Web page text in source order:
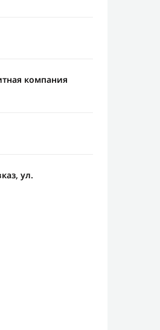
компания
ул.